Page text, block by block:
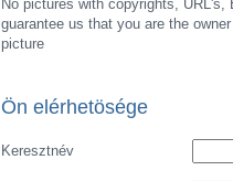
No pictures with copyrights,
guarantee us that you are the
picture
Ön elérhetösége
Keresztnév